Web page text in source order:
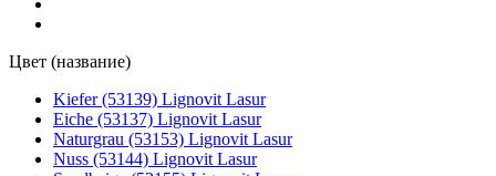
Цвет (название)
Kiefer (53139) Lignovit Lasur
Eiche (53137) Lignovit Lasur
Naturgrau (53153) Lignovit Lasur
Nuss (53144) Lignovit Lasur